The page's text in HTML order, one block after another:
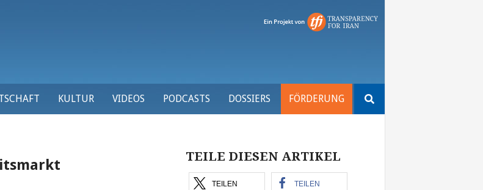
KULTUR VIDEOS PODCASTS DOSSIERS FÖRDERUNG
nach:
TEILE DIESEN ARTIKEL
TEILEN TEILEN